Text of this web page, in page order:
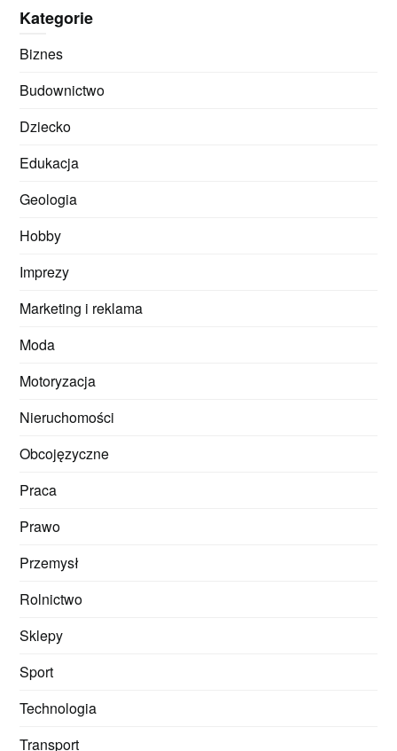
Kategorie
Biznes
Budownictwo
Dziecko
Edukacja
Geologia
Hobby
Imprezy
Marketing i reklama
Moda
Motoryzacja
Nieruchomości
Obcojęzyczne
Praca
Prawo
Przemysł
Rolnictwo
Sklepy
Sport
Technologia
Transport